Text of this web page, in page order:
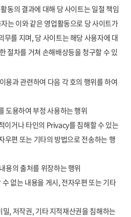
동의 결과에 대해 당 사이트는 일절 책임
는 이와 같은 영업활동으로 당 사이트가
무를 지며, 당 사이트는 해당 사용자에 대
절차를 거쳐 손해배상등을 청구할 수 있
용과 관련하여 다음 각 호의 행위를 하여
도용하여 부정 사용하는 행위
이거나 타인의 Privacy를 침해할 수 있는
우편 또는 기타의 방법으로 전송하는 행
용의 출처를 위장하는 행위
없는 내용을 게시, 전자우편 또는 기타
, 저작권, 기타 지적재산권을 침해하는